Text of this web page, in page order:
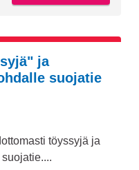
ja
suojatie
töyssyjä ja